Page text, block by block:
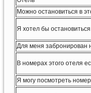
Можно остановиться в
Я хотел бы
Для меня забронирован
В номерах этого отеля
Я могу посмотреть